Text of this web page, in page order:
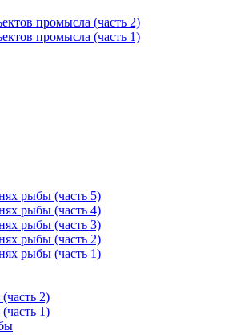
промысла (часть 2)
промысла (часть 1)
рыбы (часть 5)
рыбы (часть 4)
рыбы (часть 3)
рыбы (часть 2)
рыбы (часть 1)
2)
1)